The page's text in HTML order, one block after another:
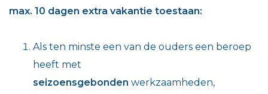
max. 10 dagen extra vakantie toestaan:
Als ten minste een van de ouders een beroep
heeft met
seizoensgebonden werkzaamheden,